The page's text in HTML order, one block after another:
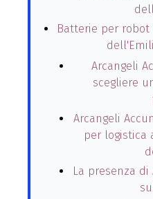
Batterie per robot
Arcangeli
scegliere
Arcangeli
per logistica
La presenza